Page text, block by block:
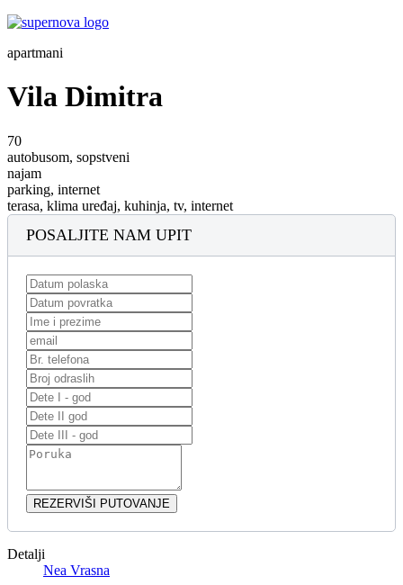
apartmani
Vila Dimitra
70
autobusom, sopstveni
najam
parking, internet
terasa, klima uređaj, kuhinja, tv, internet
POSALJITE NAM UPIT
REZERVIŠI PUTOVANJE
Detalji
Nea Vrasna